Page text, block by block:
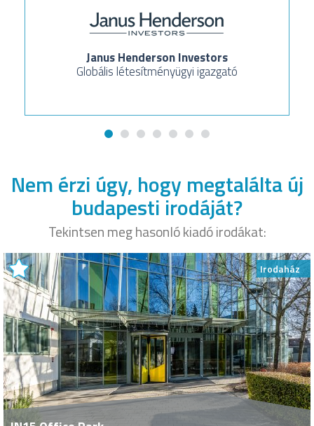
Janus Henderson Investors
Globális létesítményügyi igazgató
Nem érzi úgy, hogy megtalálta új
budapesti irodáját?
Tekintsen meg hasonló kiadó irodákat:
Irodaház